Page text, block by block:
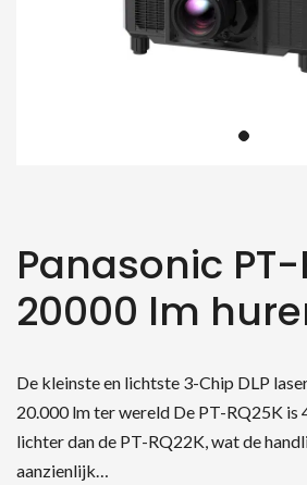
Panasonic
20000 lm
De kleinste en lichtste 3-Chip DLP
20.000 lm ter wereld De PT-RQ25K is
lichter dan de PT-RQ22K, wat de
aanzienlijk…